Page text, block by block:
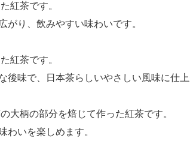
紅茶です。
がり、飲みやすい味わいです。
紅茶です。
後味で、日本茶らしいやさしい風味に仕
大柄の部分を焙じて作った紅茶です。
わいを楽しめます。